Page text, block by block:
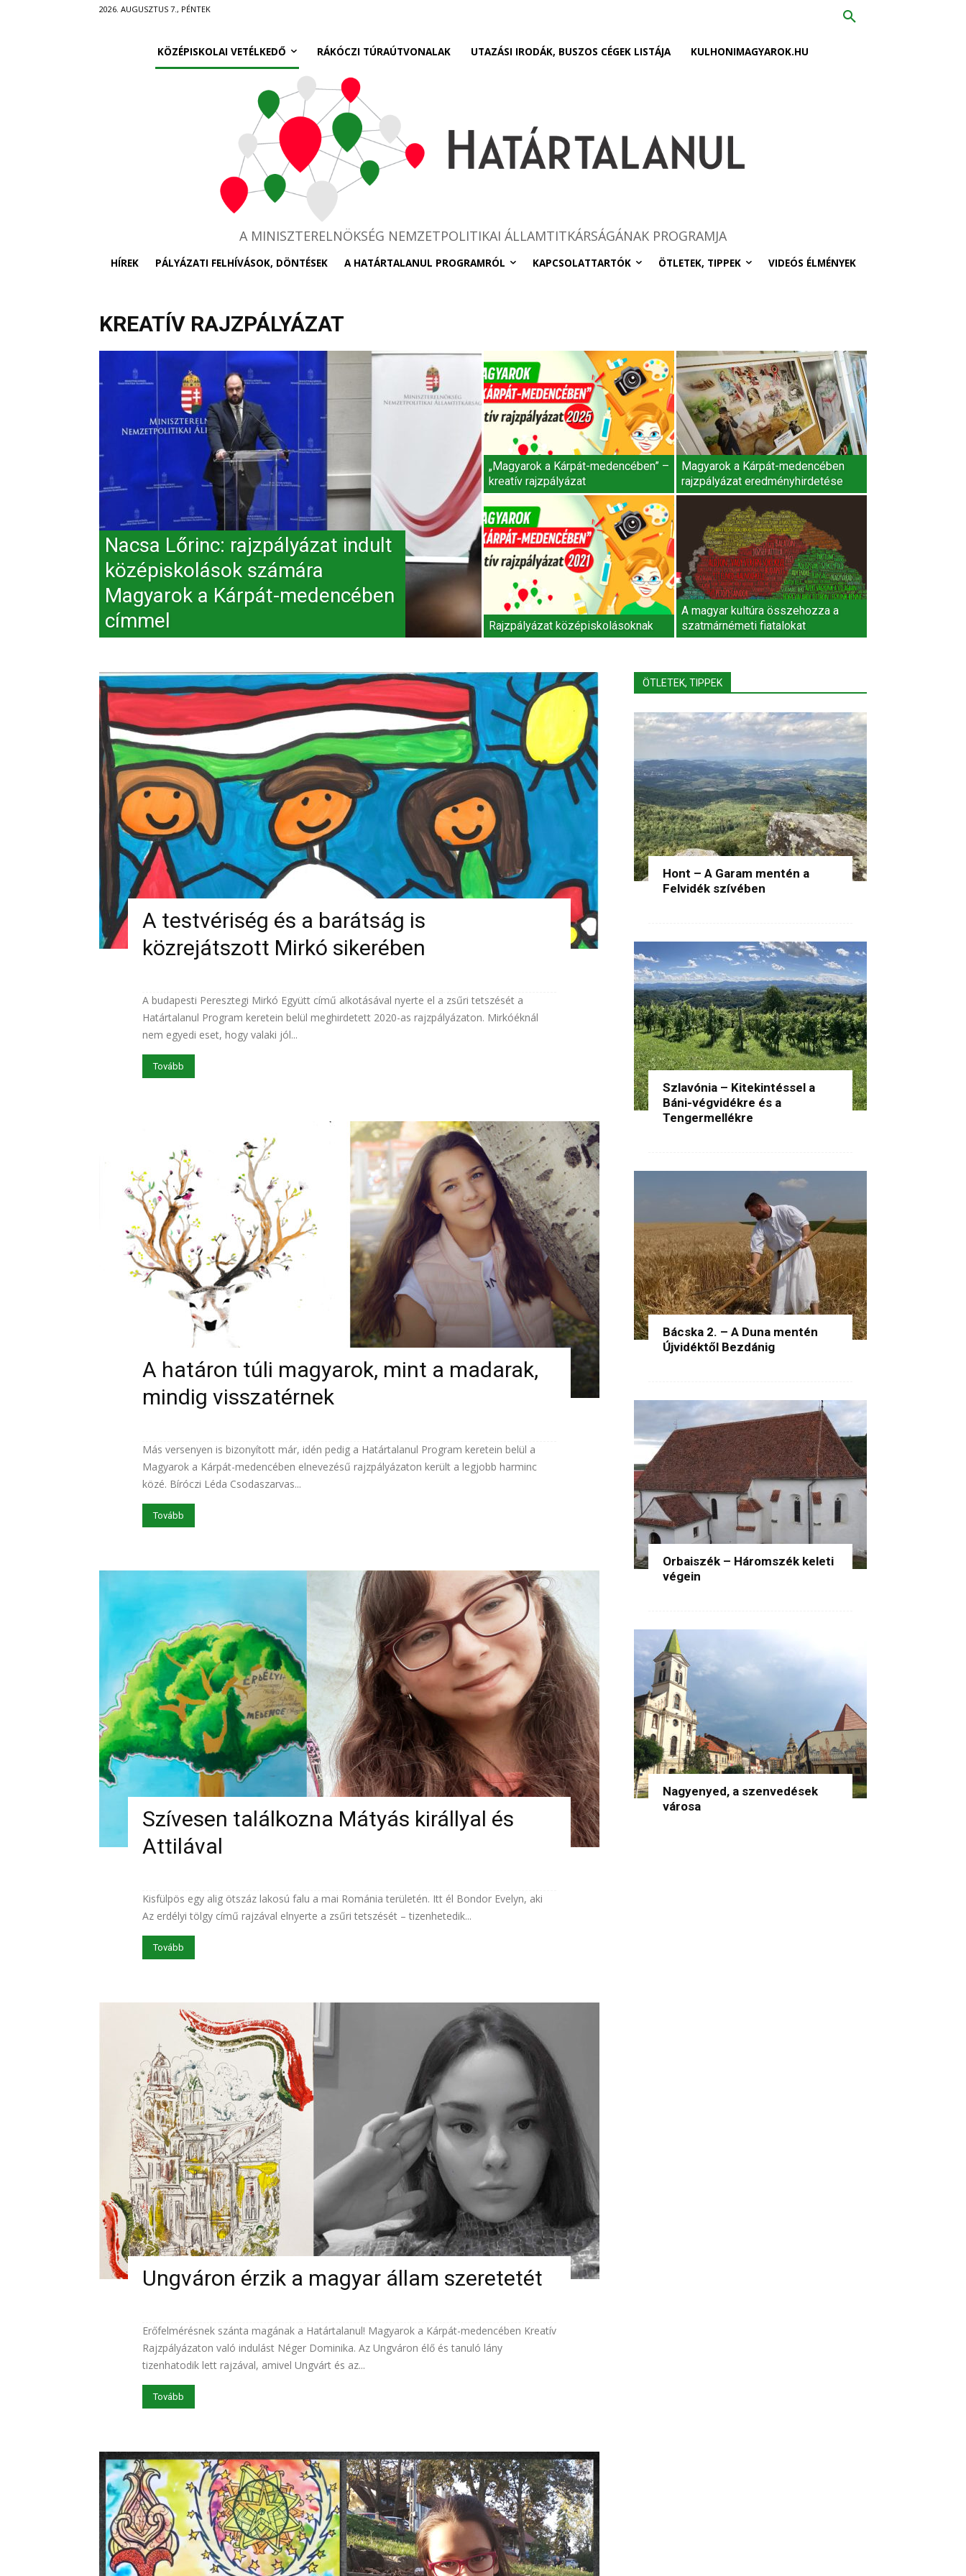
2026. AUGUSZTUS 7., PÉNTEK
KÖZÉPISKOLAI VETÉLKEDŐ RÁKÓCZI TÚRAÚTVONALAK UTAZÁSI IRODÁK, BUSZOS CÉGEK LISTÁJA KULHONIMAGYAROK.HU
A MINISZTERELNÖKSÉG NEMZETPOLITIKAI ÁLLAMTITKÁRSÁGÁNAK PROGRAMJA
HÍREK PÁLYÁZATI FELHÍVÁSOK, DÖNTÉSEK A HATÁRTALANUL PROGRAMRÓL KAPCSOLATTARTÓK ÖTLETEK, TIPPEK VIDEÓS ÉLMÉNYEK
KREATÍV RAJZPÁLYÁZAT
Nacsa Lőrinc: rajzpályázat indult
középiskolások számára
Magyarok a Kárpát-medencében
címmel
„Magyarok a Kárpát-medencében” –
kreatív rajzpályázat
Magyarok a Kárpát-medencében
rajzpályázat eredményhirdetése
Rajzpályázat középiskolásoknak
A magyar kultúra összehozza a
szatmárnémeti fiatalokat
A testvériség és a barátság is
közrejátszott Mirkó sikerében
A budapesti Peresztegi Mirkó Együtt című alkotásával nyerte el a zsűri tetszését a
Határtalanul Program keretein belül meghirdetett 2020-as rajzpályázaton. Mirkóéknál
nem egyedi eset, hogy valaki jól...
Tovább
A határon túli magyarok, mint a madarak,
mindig visszatérnek
Más versenyen is bizonyított már, idén pedig a Határtalanul Program keretein belül a
Magyarok a Kárpát-medencében elnevezésű rajzpályázaton került a legjobb harminc
közé. Bíróczi Léda Csodaszarvas...
Tovább
Szívesen találkozna Mátyás királlyal és
Attilával
Kisfülpös egy alig ötszáz lakosú falu a mai Románia területén. Itt él Bondor Evelyn, aki
Az erdélyi tölgy című rajzával elnyerte a zsűri tetszését – tizenhetedik...
Tovább
Ungváron érzik a magyar állam szeretetét
Erőfelmérésnek szánta magának a Határtalanul! Magyarok a Kárpát-medencében Kreatív
Rajzpályázaton való indulást Néger Dominika. Az Ungváron élő és tanuló lány
tizenhatodik lett rajzával, amivel Ungvárt és az...
Tovább
ÖTLETEK, TIPPEK
Hont – A Garam mentén a
Felvidék szívében
Szlavónia – Kitekintéssel a
Báni-végvidékre és a
Tengermellékre
Bácska 2. – A Duna mentén
Újvidéktől Bezdánig
Orbaiszék – Háromszék keleti
végein
Nagyenyed, a szenvedések
városa